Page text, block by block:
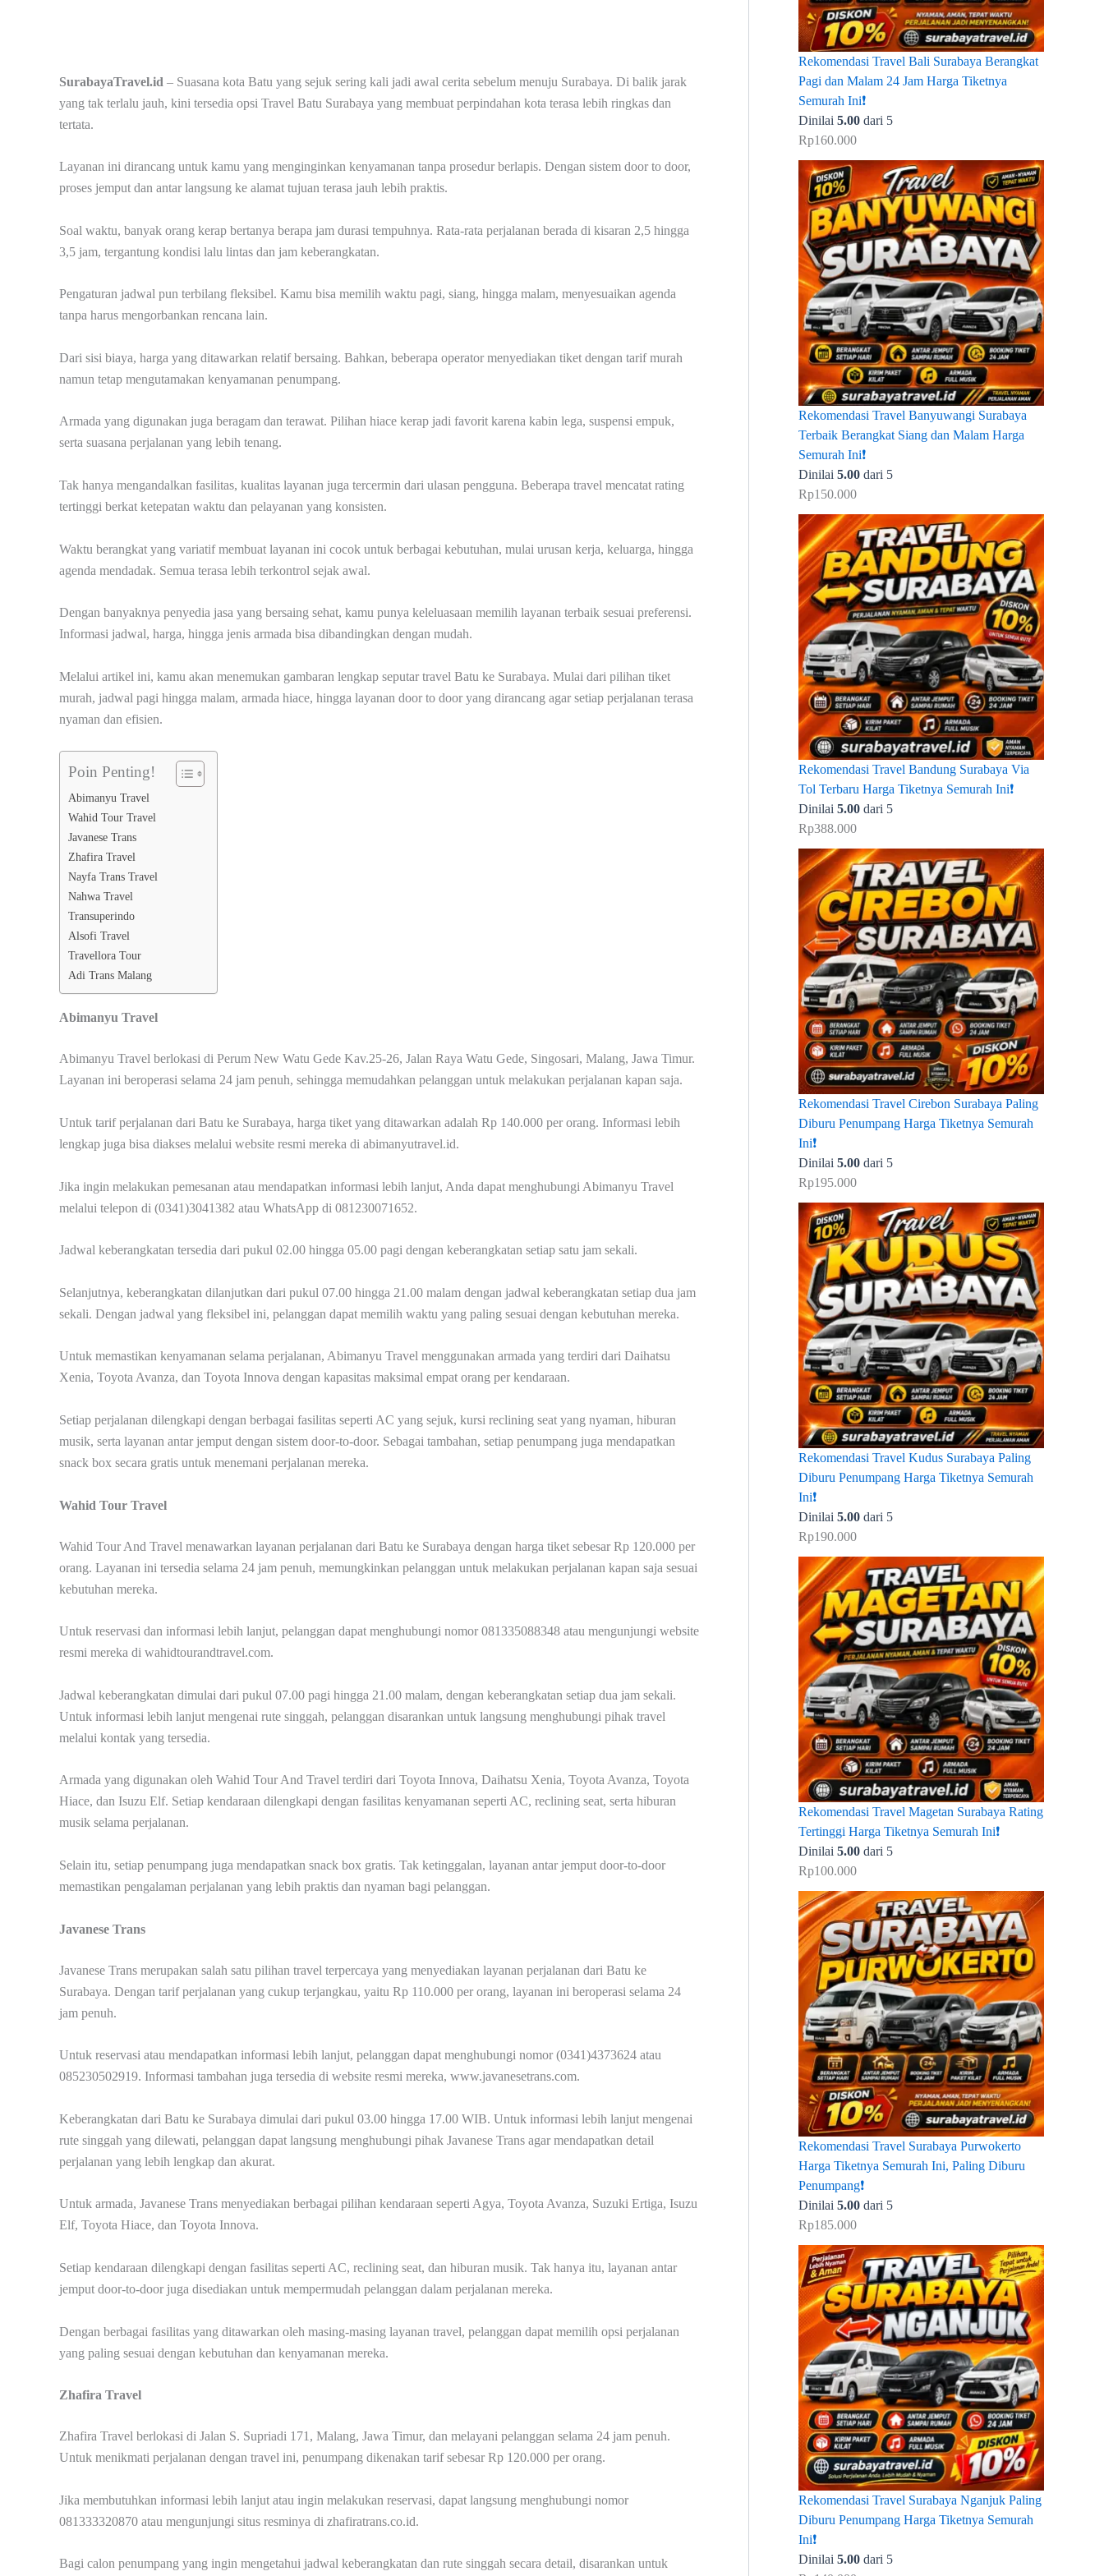
SurabayaTravel.id – Suasana kota Batu yang sejuk sering kali jadi awal cerita sebelum menuju Surabaya. Di balik jarak
yang tak terlalu jauh, kini tersedia opsi Travel Batu Surabaya yang membuat perpindahan kota terasa lebih ringkas dan
tertata.
Layanan ini dirancang untuk kamu yang menginginkan kenyamanan tanpa prosedur berlapis. Dengan sistem door to door,
proses jemput dan antar langsung ke alamat tujuan terasa jauh lebih praktis.
Soal waktu, banyak orang kerap bertanya berapa jam durasi tempuhnya. Rata-rata perjalanan berada di kisaran 2,5 hingga
3,5 jam, tergantung kondisi lalu lintas dan jam keberangkatan.
Pengaturan jadwal pun terbilang fleksibel. Kamu bisa memilih waktu pagi, siang, hingga malam, menyesuaikan agenda
tanpa harus mengorbankan rencana lain.
Dari sisi biaya, harga yang ditawarkan relatif bersaing. Bahkan, beberapa operator menyediakan tiket dengan tarif murah
namun tetap mengutamakan kenyamanan penumpang.
Armada yang digunakan juga beragam dan terawat. Pilihan hiace kerap jadi favorit karena kabin lega, suspensi empuk,
serta suasana perjalanan yang lebih tenang.
Tak hanya mengandalkan fasilitas, kualitas layanan juga tercermin dari ulasan pengguna. Beberapa travel mencatat rating
tertinggi berkat ketepatan waktu dan pelayanan yang konsisten.
Waktu berangkat yang variatif membuat layanan ini cocok untuk berbagai kebutuhan, mulai urusan kerja, keluarga, hingga
agenda mendadak. Semua terasa lebih terkontrol sejak awal.
Dengan banyaknya penyedia jasa yang bersaing sehat, kamu punya keleluasaan memilih layanan terbaik sesuai preferensi.
Informasi jadwal, harga, hingga jenis armada bisa dibandingkan dengan mudah.
Melalui artikel ini, kamu akan menemukan gambaran lengkap seputar travel Batu ke Surabaya. Mulai dari pilihan tiket
murah, jadwal pagi hingga malam, armada hiace, hingga layanan door to door yang dirancang agar setiap perjalanan terasa
nyaman dan efisien.
Poin Penting!
Abimanyu Travel
Wahid Tour Travel
Javanese Trans
Zhafira Travel
Nayfa Trans Travel
Nahwa Travel
Transuperindo
Alsofi Travel
Travellora Tour
Adi Trans Malang
Abimanyu Travel
Abimanyu Travel berlokasi di Perum New Watu Gede Kav.25-26, Jalan Raya Watu Gede, Singosari, Malang, Jawa Timur.
Layanan ini beroperasi selama 24 jam penuh, sehingga memudahkan pelanggan untuk melakukan perjalanan kapan saja.
Untuk tarif perjalanan dari Batu ke Surabaya, harga tiket yang ditawarkan adalah Rp 140.000 per orang. Informasi lebih
lengkap juga bisa diakses melalui website resmi mereka di abimanyutravel.id.
Jika ingin melakukan pemesanan atau mendapatkan informasi lebih lanjut, Anda dapat menghubungi Abimanyu Travel
melalui telepon di (0341)3041382 atau WhatsApp di 081230071652.
Jadwal keberangkatan tersedia dari pukul 02.00 hingga 05.00 pagi dengan keberangkatan setiap satu jam sekali.
Selanjutnya, keberangkatan dilanjutkan dari pukul 07.00 hingga 21.00 malam dengan jadwal keberangkatan setiap dua jam
sekali. Dengan jadwal yang fleksibel ini, pelanggan dapat memilih waktu yang paling sesuai dengan kebutuhan mereka.
Untuk memastikan kenyamanan selama perjalanan, Abimanyu Travel menggunakan armada yang terdiri dari Daihatsu
Xenia, Toyota Avanza, dan Toyota Innova dengan kapasitas maksimal empat orang per kendaraan.
Setiap perjalanan dilengkapi dengan berbagai fasilitas seperti AC yang sejuk, kursi reclining seat yang nyaman, hiburan
musik, serta layanan antar jemput dengan sistem door-to-door. Sebagai tambahan, setiap penumpang juga mendapatkan
snack box secara gratis untuk menemani perjalanan mereka.
Wahid Tour Travel
Wahid Tour And Travel menawarkan layanan perjalanan dari Batu ke Surabaya dengan harga tiket sebesar Rp 120.000 per
orang. Layanan ini tersedia selama 24 jam penuh, memungkinkan pelanggan untuk melakukan perjalanan kapan saja sesuai
kebutuhan mereka.
Untuk reservasi dan informasi lebih lanjut, pelanggan dapat menghubungi nomor 081335088348 atau mengunjungi website
resmi mereka di wahidtourandtravel.com.
Jadwal keberangkatan dimulai dari pukul 07.00 pagi hingga 21.00 malam, dengan keberangkatan setiap dua jam sekali.
Untuk informasi lebih lanjut mengenai rute singgah, pelanggan disarankan untuk langsung menghubungi pihak travel
melalui kontak yang tersedia.
Armada yang digunakan oleh Wahid Tour And Travel terdiri dari Toyota Innova, Daihatsu Xenia, Toyota Avanza, Toyota
Hiace, dan Isuzu Elf. Setiap kendaraan dilengkapi dengan fasilitas kenyamanan seperti AC, reclining seat, serta hiburan
musik selama perjalanan.
Selain itu, setiap penumpang juga mendapatkan snack box gratis. Tak ketinggalan, layanan antar jemput door-to-door
memastikan pengalaman perjalanan yang lebih praktis dan nyaman bagi pelanggan.
Javanese Trans
Javanese Trans merupakan salah satu pilihan travel terpercaya yang menyediakan layanan perjalanan dari Batu ke
Surabaya. Dengan tarif perjalanan yang cukup terjangkau, yaitu Rp 110.000 per orang, layanan ini beroperasi selama 24
jam penuh.
Untuk reservasi atau mendapatkan informasi lebih lanjut, pelanggan dapat menghubungi nomor (0341)4373624 atau
085230502919. Informasi tambahan juga tersedia di website resmi mereka, www.javanesetrans.com.
Keberangkatan dari Batu ke Surabaya dimulai dari pukul 03.00 hingga 17.00 WIB. Untuk informasi lebih lanjut mengenai
rute singgah yang dilewati, pelanggan dapat langsung menghubungi pihak Javanese Trans agar mendapatkan detail
perjalanan yang lebih lengkap dan akurat.
Untuk armada, Javanese Trans menyediakan berbagai pilihan kendaraan seperti Agya, Toyota Avanza, Suzuki Ertiga, Isuzu
Elf, Toyota Hiace, dan Toyota Innova.
Setiap kendaraan dilengkapi dengan fasilitas seperti AC, reclining seat, dan hiburan musik. Tak hanya itu, layanan antar
jemput door-to-door juga disediakan untuk mempermudah pelanggan dalam perjalanan mereka.
Dengan berbagai fasilitas yang ditawarkan oleh masing-masing layanan travel, pelanggan dapat memilih opsi perjalanan
yang paling sesuai dengan kebutuhan dan kenyamanan mereka.
Zhafira Travel
Zhafira Travel berlokasi di Jalan S. Supriadi 171, Malang, Jawa Timur, dan melayani pelanggan selama 24 jam penuh.
Untuk menikmati perjalanan dengan travel ini, penumpang dikenakan tarif sebesar Rp 120.000 per orang.
Jika membutuhkan informasi lebih lanjut atau ingin melakukan reservasi, dapat langsung menghubungi nomor
081333320870 atau mengunjungi situs resminya di zhafiratrans.co.id.
Bagi calon penumpang yang ingin mengetahui jadwal keberangkatan dan rute singgah secara detail, disarankan untuk
Rekomendasi Travel Bali Surabaya Berangkat
Pagi dan Malam 24 Jam Harga Tiketnya
Semurah Ini❗
Dinilai 5.00 dari 5
Rp160.000
Rekomendasi Travel Banyuwangi Surabaya
Terbaik Berangkat Siang dan Malam Harga
Semurah Ini❗
Dinilai 5.00 dari 5
Rp150.000
Rekomendasi Travel Bandung Surabaya Via
Tol Terbaru Harga Tiketnya Semurah Ini❗
Dinilai 5.00 dari 5
Rp388.000
Rekomendasi Travel Cirebon Surabaya Paling
Diburu Penumpang Harga Tiketnya Semurah
Ini❗
Dinilai 5.00 dari 5
Rp195.000
Rekomendasi Travel Kudus Surabaya Paling
Diburu Penumpang Harga Tiketnya Semurah
Ini❗
Dinilai 5.00 dari 5
Rp190.000
Rekomendasi Travel Magetan Surabaya Rating
Tertinggi Harga Tiketnya Semurah Ini❗
Dinilai 5.00 dari 5
Rp100.000
Rekomendasi Travel Surabaya Purwokerto
Harga Tiketnya Semurah Ini, Paling Diburu
Penumpang❗
Dinilai 5.00 dari 5
Rp185.000
Rekomendasi Travel Surabaya Nganjuk Paling
Diburu Penumpang Harga Tiketnya Semurah
Ini❗
Dinilai 5.00 dari 5